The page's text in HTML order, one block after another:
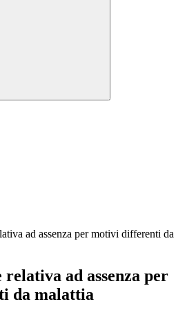
ad assenza per motivi differenti da
relativa ad assenza per
da malattia